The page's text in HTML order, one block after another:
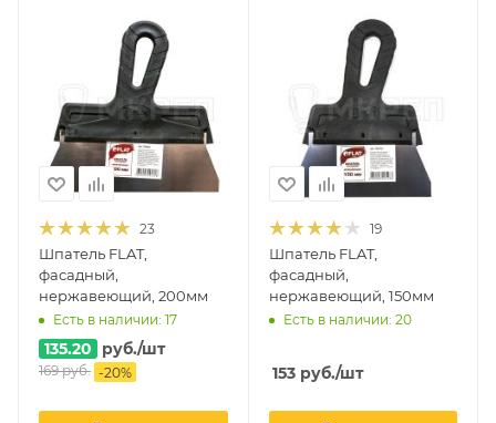
23
Шпатель FLAT,
фасадный,
нержавеющий, 200мм
Есть в наличии: 17
135.20 руб./шт
169руб. -20%
19
Шпатель FLAT,
фасадный,
нержавеющий, 150мм
Есть в наличии: 20
153руб./шт